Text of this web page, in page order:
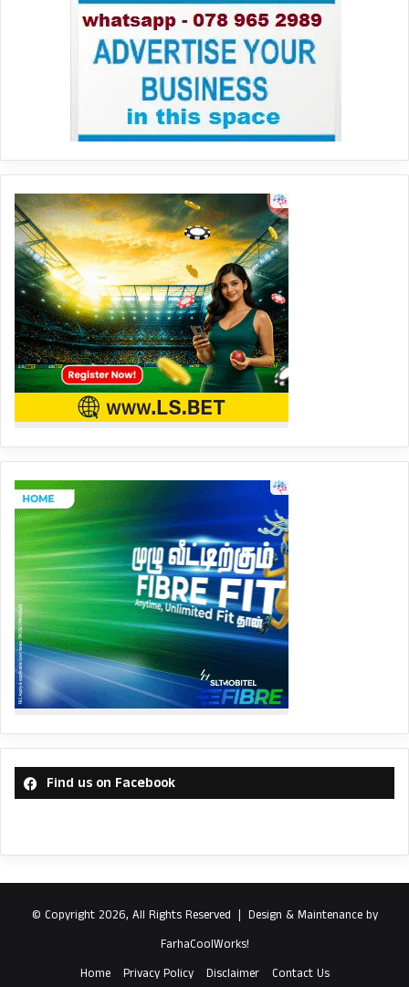
Find us on Facebook
© Copyright 2026, All Rights Reserved | Design & Maintenance by
FarhaCoolWorks!
Home
Privacy Policy Disclaimer Contact Us